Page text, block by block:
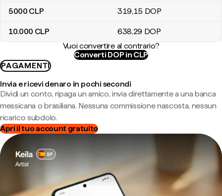
5000 CLP 319,15 DOP
10.000 CLP 638,29 DOP
Vuoi convertire al contrario?
Converti DOP in CLP
PAGAMENTI
Invia e ricevi denaro in pochi secondi
Dividi un conto, ripaga un amico, invia direttamente a una banca
messicana o brasiliana. Nessuna commissione nascosta, nessun
ricarico subdolo.
Apri il tuo account gratuito